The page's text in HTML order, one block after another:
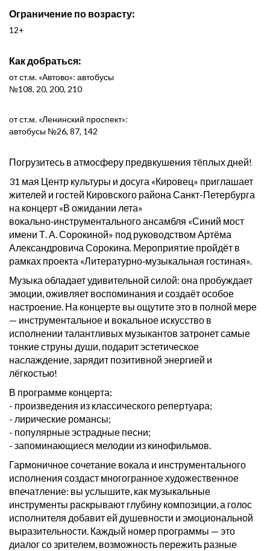
Ограничение по возрасту:
12+
Как добраться:
от ст.м. «Автово»: автобусы
№108, 20, 200, 210
от ст.м. «Ленинский проспект»:
автобусы №26, 87, 142
Погрузитесь в атмосферу предвкушения тёплых дней!
31 мая Центр культуры и досуга «Кировец» приглашает
жителей и гостей Кировского района Санкт-Петербурга
на концерт «В ожидании лета»
вокально‑инструментального ансамбля «Синий мост
имени Т. А. Сорокиной» под руководством Артёма
Александровича Сорокина. Мероприятие пройдёт в
рамках проекта «Литературно‑музыкальная гостиная».
Музыка обладает удивительной силой: она пробуждает
эмоции, оживляет воспоминания и создаёт особое
настроение. На концерте вы ощутите это в полной мере
— инструментальное и вокальное искусство в
исполнении талантливых музыкантов затронет самые
тонкие струны души, подарит эстетическое
наслаждение, зарядит позитивной энергией и
лёгкостью!
В программе концерта:
- произведения из классического репертуара;
- лирические романсы;
- популярные эстрадные песни;
- запоминающиеся мелодии из кинофильмов.
Гармоничное сочетание вокала и инструментального
исполнения создаст многогранное художественное
впечатление: вы услышите, как музыкальные
инструменты раскрывают глубину композиции, а голос
исполнителя добавит ей душевности и эмоциональной
выразительности. Каждый номер программы — это
диалог со зрителем, возможность пережить разные